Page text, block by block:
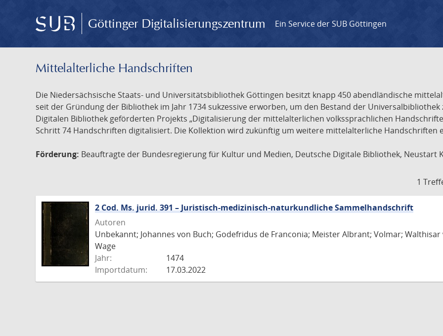
Göttinger Digitalisierungszentrum Ein Service der SUB Göttingen
Mittelalterliche Handschriften
Die Niedersächsische Staats- und Universitätsbibliothek Göttingen besitzt knapp 450 abendländische
seit der Gründung der Bibliothek im Jahr 1734 sukzessive erworben, um den Bestand der
Digitalen Bibliothek geförderten Projekts „Digitalisierung der mittelalterlichen volkssprachlichen
Schritt 74 Handschriften digitalisiert. Die Kollektion wird zukünftig um weitere mittelalterliche Handschriften
Förderung: Beauftragte der Bundesregierung für Kultur und Medien, Deutsche Digitale Bibliothek, Neustart
1
2 Cod. Ms. jurid. 391 – Juristisch-medizinisch-naturkundliche Sammelhandschrift
Autoren
Unbekannt; Johannes von Buch; Godefridus de Franconia; Meister Albrant; Volmar;
Wage
Jahr:
1474
Importdatum:
17.03.2022